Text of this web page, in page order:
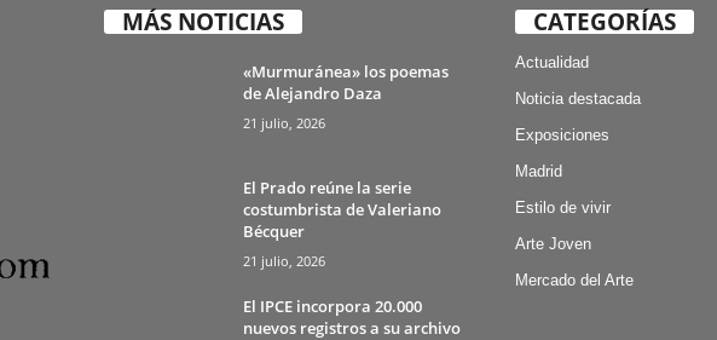
MÁS NOTICIAS
«Murmuránea» los poemas
de Alejandro Daza
21 julio, 2026
El Prado reúne la serie
costumbrista de Valeriano
Bécquer
21 julio, 2026
El IPCE incorpora 20.000
nuevos registros a su archivo
CATEGORÍAS
Actualidad
Noticia destacada
Exposiciones
Madrid
Estilo de vivir
Arte Joven
Mercado del Arte